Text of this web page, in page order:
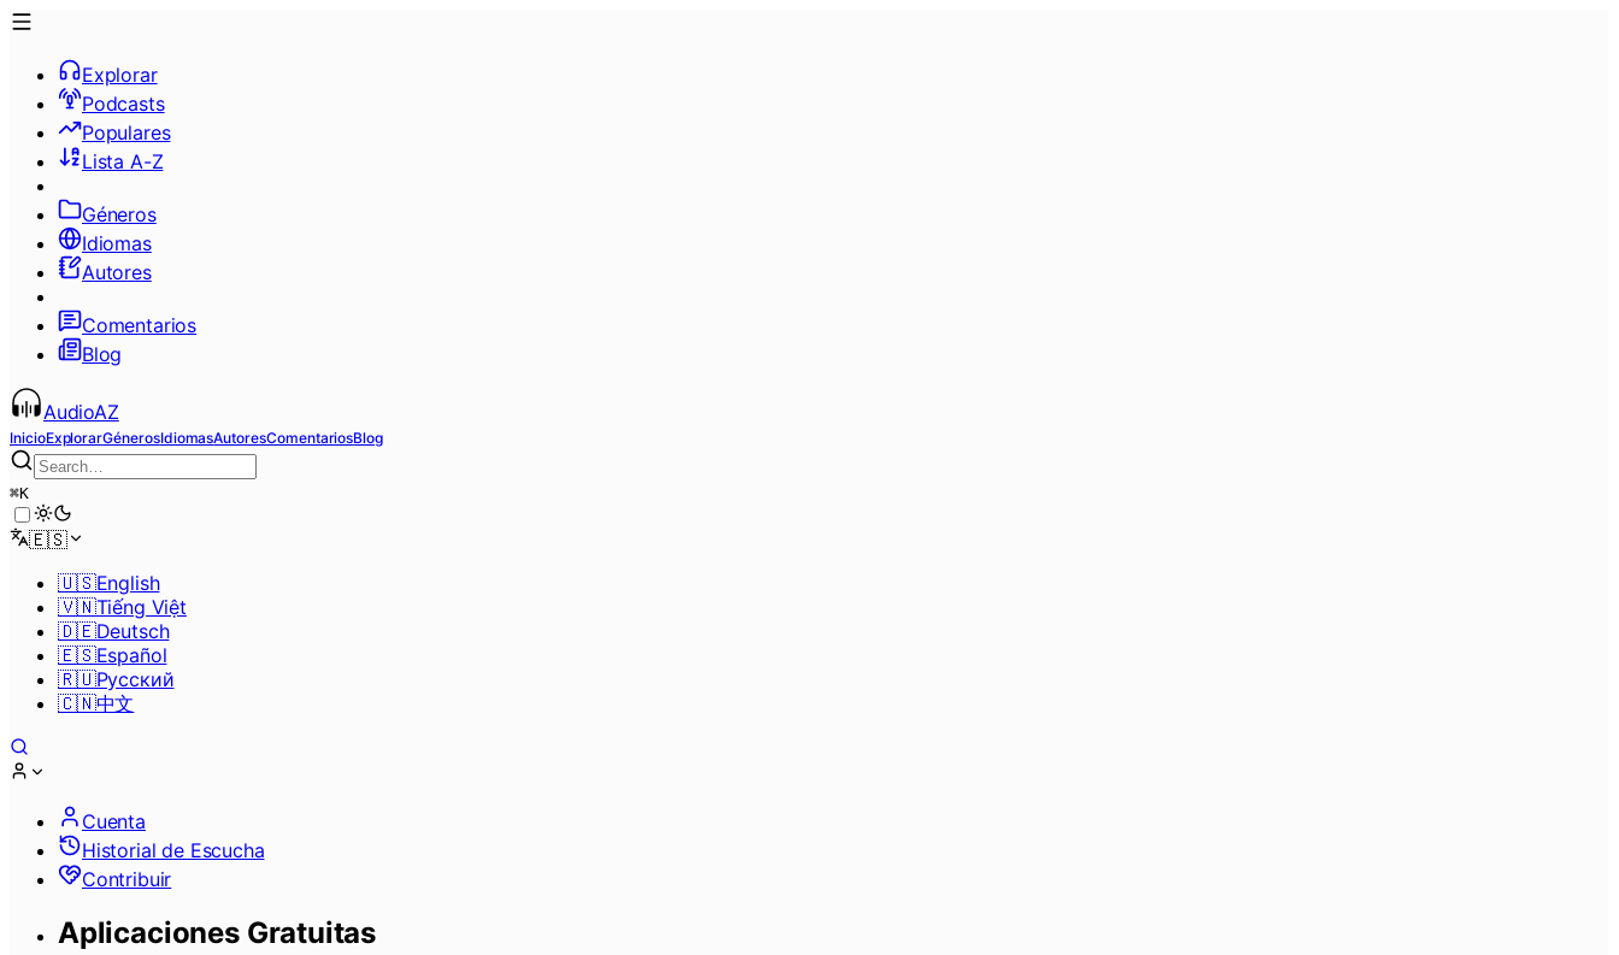
Explorar
Podcasts
Populares
Lista A-Z
Géneros
Idiomas
Autores
Comentarios
Blog
AudioAZ
InicioExplorarGénerosIdiomasAutoresComentariosBlog
⌘K
🇪🇸
🇺🇸English
🇻🇳Tiếng Việt
🇩🇪Deutsch
🇪🇸Español
🇷🇺Pусский
🇨🇳中文
Cuenta
Historial de Escucha
Contribuir
Aplicaciones Gratuitas